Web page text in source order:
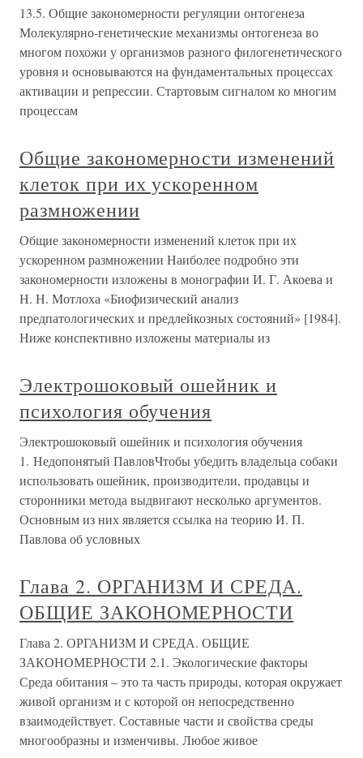
13.5. Общие закономерности регуляции онтогенеза
Молекулярно-генетические механизмы онтогенеза во
многом похожи у организмов разного филогенетического
уровня и основываются на фундаментальных процессах
активации и репрессии. Стартовым сигналом ко многим
процессам
Общие закономерности изменений
клеток при их ускоренном
размножении
Общие закономерности изменений клеток при их
ускоренном размножении Наиболее подробно эти
закономерности изложены в монографии И. Г. Акоева и
Н. Н. Мотлоха «Биофизический анализ
предпатологических и предлейкозных состояний» [1984].
Ниже конспективно изложены материалы из
Электрошоковый ошейник и
психология обучения
Электрошоковый ошейник и психология обучения
1. Недопонятый ПавловЧтобы убедить владельца собаки
использовать ошейник, производители, продавцы и
сторонники метода выдвигают несколько аргументов.
Основным из них является ссылка на теорию И. П.
Павлова об условных
Глава 2. ОРГАНИЗМ И СРЕДА.
ОБЩИЕ ЗАКОНОМЕРНОСТИ
Глава 2. ОРГАНИЗМ И СРЕДА. ОБЩИЕ
ЗАКОНОМЕРНОСТИ 2.1. Экологические факторы
Среда обитания – это та часть природы, которая окружает
живой организм и с которой он непосредственно
взаимодействует. Составные части и свойства среды
многообразны и изменчивы. Любое живое